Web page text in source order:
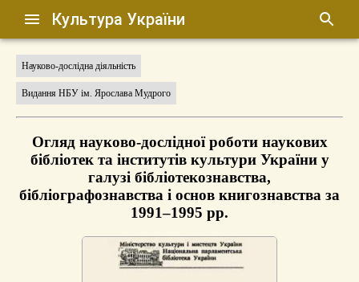
Культура України
Науково-дослідна діяльність
Видання НБУ ім. Ярослава Мудрого
Огляд науково-дослідної роботи наукових
бібліотек та інститутів культури України у
галузі бібліотекознавства,
бібліографознавства і основ книгознавства за
1991–1995 рр.